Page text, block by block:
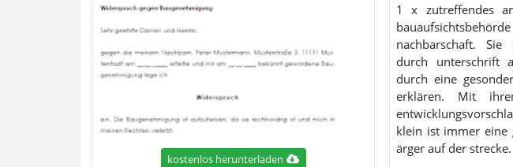
kostenlos herunterladen
1 x zutreffendes
nachbarschaft. Sie können ihre zustimmung
durch unterschrift
durch eine
erklären. Mit ihren nachbarn über ihren
klein ist immer
ärger auf der strecke.